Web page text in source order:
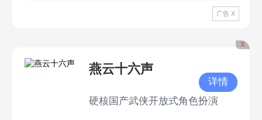
广告 X
X
燕云十六声
硬核国产武侠开放式角色扮演
详情